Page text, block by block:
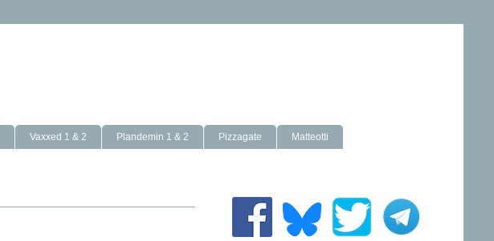
Vaxxed 1 & 2 Plandemin 1 & 2 Pizzagate Matteotti